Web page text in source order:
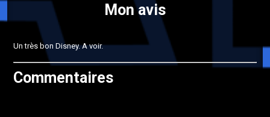
Mon avis
Un très bon Disney. A voir.
Commentaires